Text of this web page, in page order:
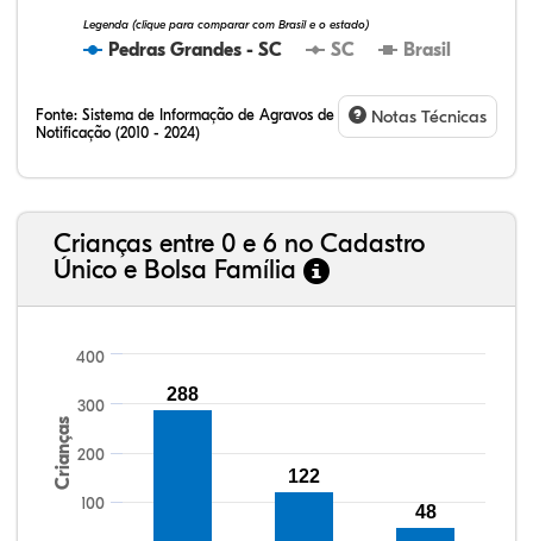
Pedras Grandes - SC SC Brasil
Legenda (clique para comparar com Brasil e o estado)
Fonte: Sistema de Informação de Agravos de
Notificação (2010 - 2024)
Notas Técnicas
Crianças entre 0 e 6 no Cadastro
Único e Bolsa Família
Crianças
100
200
300
400
288
122
48
74,03%
5,10%
0,26%
19,73%
0,70%
0,19%
32,57%
9,24%
0,46%
54,88%
1,27%
1,56%